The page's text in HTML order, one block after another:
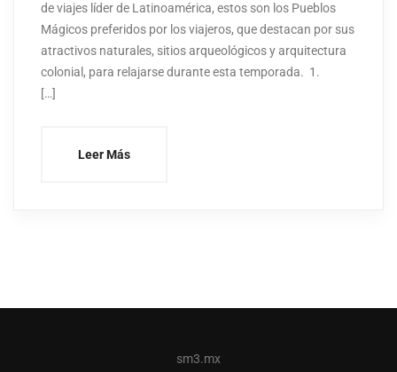
de viajes líder de Latinoamérica, estos son los Pueblos
Mágicos preferidos por los viajeros, que destacan por sus
atractivos naturales, sitios arqueológicos y arquitectura
colonial, para relajarse durante esta temporada. 1.
[…]
Leer Más
sm3.mx